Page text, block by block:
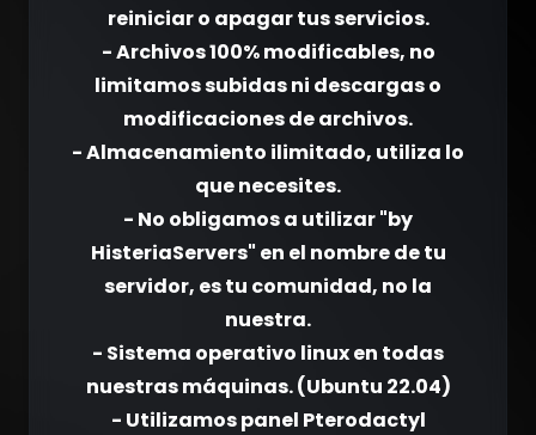
reiniciar o apagar tus servicios.
- Archivos 100% modificables, no
limitamos subidas ni descargas o
modificaciones de archivos.
- Almacenamiento ilimitado, utiliza lo
que necesites.
- No obligamos a utilizar "by
HisteriaServers" en el nombre de tu
servidor, es tu comunidad, no la
nuestra.
- Sistema operativo linux en todas
nuestras máquinas. (Ubuntu 22.04)
- Utilizamos panel Pterodactyl